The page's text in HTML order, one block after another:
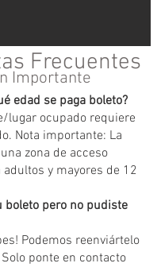
Frecuentes
Importante
edad se paga boleto?
lugar ocupado requiere
Nota importante: La
zona de acceso
adultos y mayores de 12
boleto pero no pudiste
Podemos reenviártelo
ponte en contacto